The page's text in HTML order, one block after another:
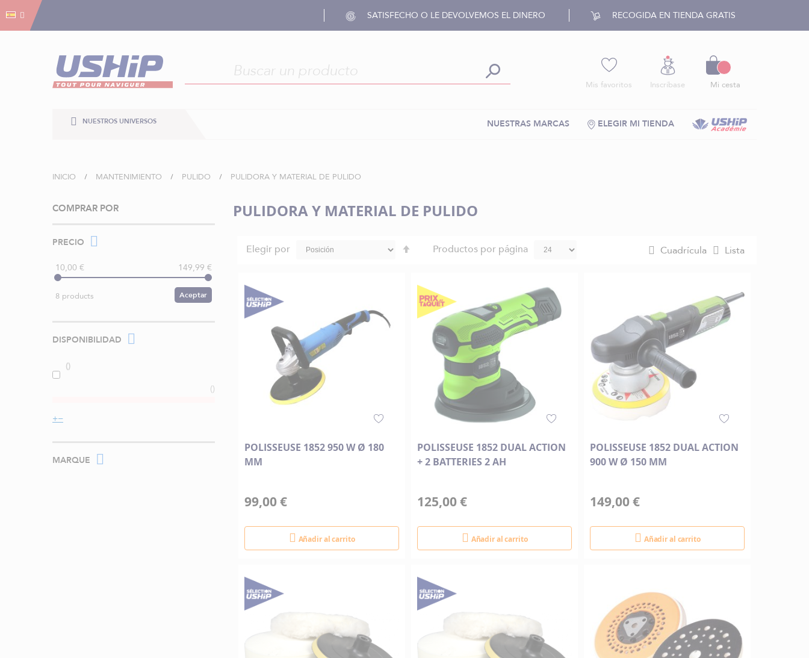
SATISFECHO O LE DEVOLVEMOS EL DINERO RECOGIDA EN TIENDA GRATIS
Mis favoritos Inscríbase Mi cesta
NUESTROS UNIVERSOS ELEGIR MI TIENDA
NUESTRAS MARCAS
INICIO MANTENIMIENTO PULIDO PULIDORA Y MATERIAL DE PULIDO
PULIDORA Y MATERIAL DE PULIDO
Elegir por Productos por página Cuadrícula Lista
POLISSEUSE 1852 950 W Ø 180
MM
99,00 €
Añadir al carrito
POLISSEUSE 1852 DUAL ACTION
+ 2 BATTERIES 2 AH
125,00 €
Añadir al carrito
POLISSEUSE 1852 DUAL ACTION
900 W Ø 150 MM
149,00 €
Añadir al carrito
COMPRAR POR
PRECIO
10,00 € 149,99 €
8 products Aceptar
DISPONIBILIDAD
MARQUE
Gestión de cookies
Gestión de cookies